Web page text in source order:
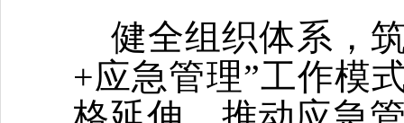
健全组织体系，
+应急管理”工作模